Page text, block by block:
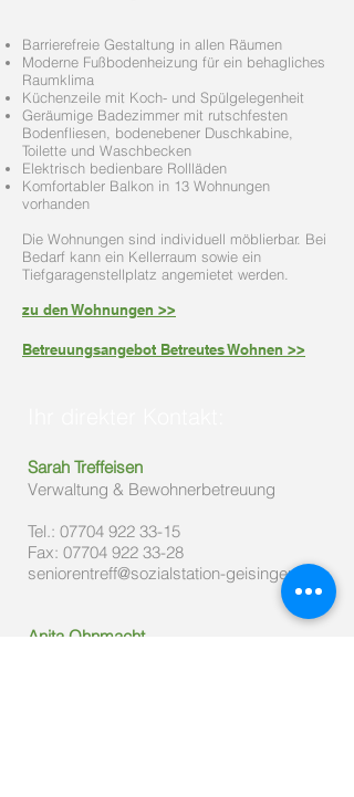
Barrierefreie Gestaltung in allen Räumen
Moderne Fußbodenheizung für ein behagliches
Raumklima
Küchenzeile mit Koch- und Spülgelegenheit
Geräumige Badezimmer mit rutschfesten
Bodenfliesen, bodenebener Duschkabine,
Toilette und Waschbecken
Elektrisch bedienbare Rollläden
Komfortabler Balkon in 13 Wohnungen
vorhanden
Die Wohnungen sind individuell möblierbar. Bei
Bedarf kann ein Kellerraum sowie ein
Tiefgaragenstellplatz angemietet werden.
zu den Wohnungen >>
Betreuungsangebot Betreutes Wohnen >>
Sarah Treffeisen
Verwaltung & Bewohnerbetreuung
Tel.: 07704 922 33-15
Fax: 07704 922 33-28
seniorentreff@sozialstation-geisingen.de
Anita Ohnmacht